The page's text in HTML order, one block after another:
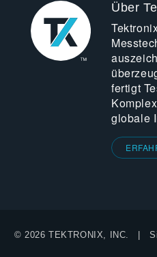
Über
fertigt
globale
© 2026 TEKTRONIX, INC.